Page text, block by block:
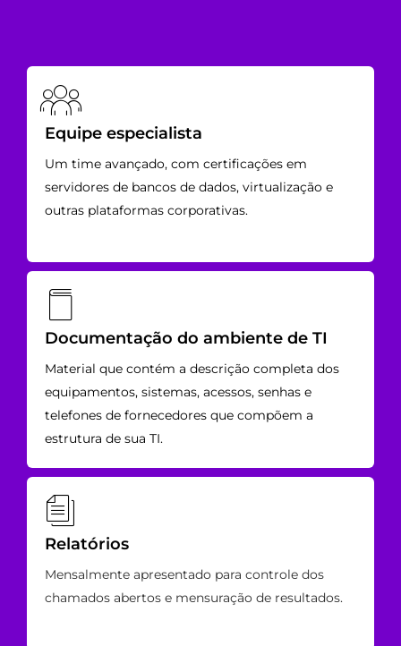
Equipe especialista
Um time avançado, com certificações em
servidores de bancos de dados, virtualização e
outras plataformas corporativas.
Documentação do ambiente de TI
Material que contém a descrição completa dos
equipamentos, sistemas, acessos, senhas e
telefones de fornecedores que compõem a
estrutura de sua TI.
Relatórios
Mensalmente apresentado para controle dos
chamados abertos e mensuração de resultados.